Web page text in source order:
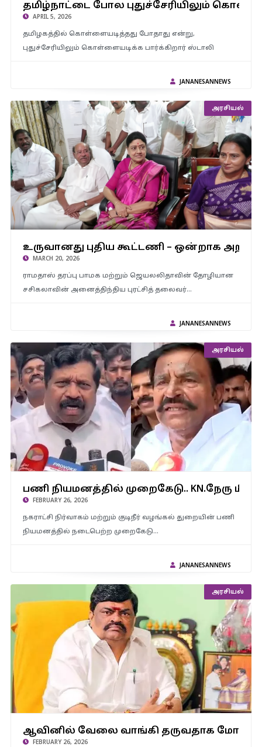
தமிழ்நாட்டை போல புதுச்சேரியிலும் கொள்ளையடிக்க வருகிறார்…
உஷாராக இருங்கல் – இபிஎஸ் பேச்சு
தமிழ்நாட்டை போல புதுச்சேரியிலும்
APRIL 5, 2026
தமிழகத்தில் கொள்ளையடித்தது போதாது என்று,
புதுச்சேரியிலும் கொள்ளையடிக்க பார்க்கிறார் ஸ்டாலி
JANANESANNEWS
உருவானது புதிய கூட்டணி – ஒன்றாக அறிவித்த ராமதாஸ்-சசிகலா..!
அரசியல்
உருவானது புதிய கூட்டணி – ஒன்றாக
MARCH 20, 2026
ராமதாஸ் தரப்பு பாமக மற்றும் ஜெயலலிதாவின் தோழியான
சசிகலாவின் அனைத்திந்திய புரட்சித் தலைவர்…
JANANESANNEWS
எடுக்காவிட்டால் சிபிஐ விசாரணை கோர – அதிமுக எம்.பி
இன்பதுரை முடிவு
அரசியல்
பணி நியமனத்தில் முறைகேடு.. KN.நேரு மீது
FEBRUARY 26, 2026
நகராட்சி நிர்வாகம் மற்றும் குடிநீர் வழங்கல் துறையின் பணி
நியமனத்தில் நடைபெற்ற முறைகேடு…
JANANESANNEWS
ஆவினில் வேலை வாங்கி தருவதாக மோசடி.. ராஜேந்திர
பாலாஜியிடம் பாஸ்போர்ட்டை ஒப்படைக்க சுப்ரீம் கோர்ட்டு உத்தரவு..!
அரசியல்
ஆவினில் வேலை வாங்கி தருவதாக மோசடி..
FEBRUARY 26, 2026